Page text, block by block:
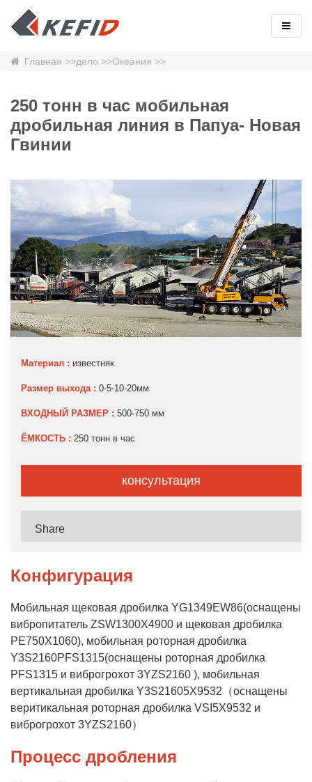
Главная >>дело >>Океания >>
250 тонн в час мобильная
дробильная линия в Папуа- Новая
Гвинии
Материал : известняк
Размер выхода : 0-5-10-20мм
ВХОДНЫЙ РАЗМЕР : 500-750 мм
ЁМКОСТЬ : 250 тонн в час
консультация
Share
Конфигурация
Мобильная щековая дробилка YG1349EW86(оснащены
вибропитатель ZSW1300X4900 и щековая дробилка
PE750X1060), мобильная роторная дробилка
Y3S2160PFS1315(оснащены роторная дробилка
PFS1315 и виброгрохот 3YZS2160 ), мобильная
вертикальная дробилка Y3S21605X9532（оснащены
веритикальная роторная дробилка VSI5X9532 и
виброгрохот 3YZS2160）
Процесс дробления